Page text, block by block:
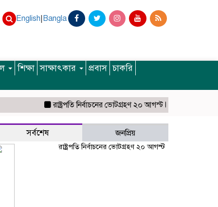
English Bangla
শিক্ষা সাক্ষাৎকার প্রবাস চাকরি
রাষ্ট্রপতি নির্বাচনের ভোটগ্রহণ ২০ আগস্ট নদী দূষণ রোধে
সর্বশেষ জনপ্রিয়
রাষ্ট্রপতি নির্বাচনের ভোটগ্রহণ ২০ আগস্ট